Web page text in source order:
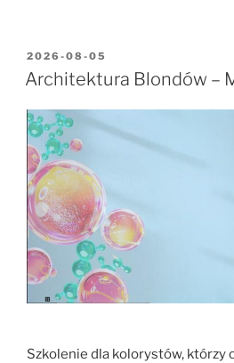
2026-08-05
Architektura Blondów –
Szkolenie dla kolorystów, którzy